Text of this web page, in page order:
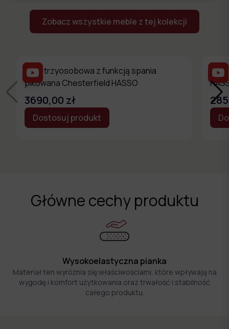
Zobacz wszystkie meble z tej kolekcji
Sofa trzyosobowa z funkcją spania
pikowana Chesterfield HASSO
3690,00 zł
Dostosuj produkt
Główne cechy produktu
Wysokoelastyczna pianka
Materiał ten wyróżnia się właściwościami, które wpływają na
wygodę i komfort użytkowania oraz trwałość i stabilność
całego produktu.